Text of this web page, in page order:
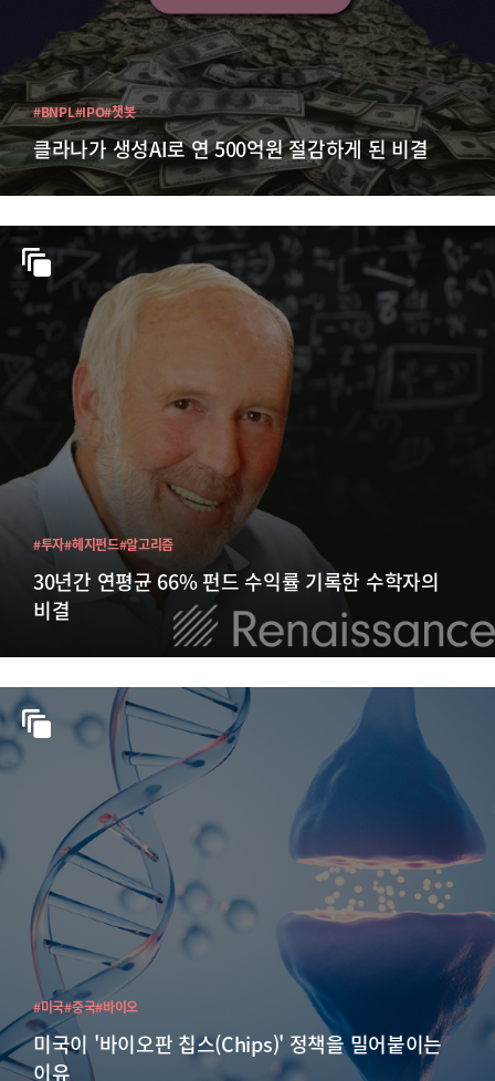
클라나가 생성AI로 연 500억원 절감하게 된 비결
#BNPL#IPO#챗봇
30년간 연평균 66% 펀드 수익률 기록한 수학자의
비결
#투자#헤지펀드#알고리즘
미국이 '바이오판 칩스(Chips)' 정책을 밀어붙이는
이유
#미국#중국#바이오